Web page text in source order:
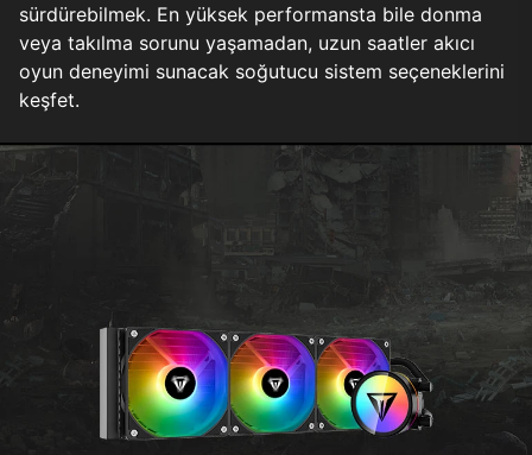
sürdürebilmek. En yüksek performansta bile donma
veya takılma sorunu yaşamadan, uzun saatler akıcı
oyun deneyimi sunacak soğutucu sistem seçeneklerini
keşfet.